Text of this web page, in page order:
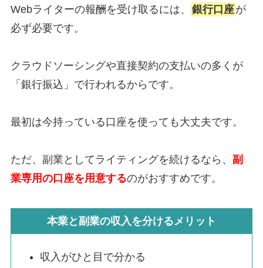
Webライターの報酬を受け取るには、 銀行口座が
必ず必要です。
クラウドソーシングや直接契約の支払いの多くが
「銀行振込」で行われるからです。
最初は今持っている口座を使っても大丈夫です。
ただ、副業としてライティングを続けるなら、 副
業専用の口座を用意するのがおすすめです。
本業と副業の収入を分けるメリット
収入がひと目で分かる